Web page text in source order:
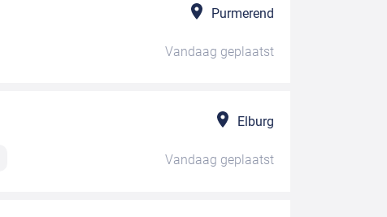
Purmerend
Vandaag geplaatst
Elburg
Vandaag geplaatst